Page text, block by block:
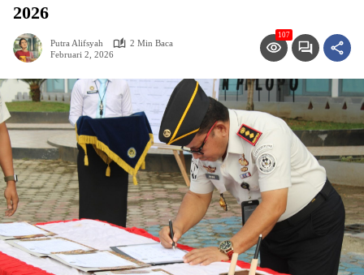
2026
Putra Alifsyah
2 Min Baca
Februari 2, 2026
107